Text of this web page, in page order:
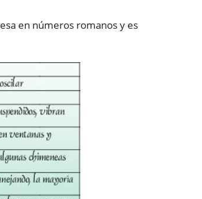
en números romanos y es